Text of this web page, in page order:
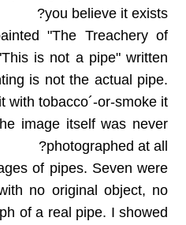
you believe it exists?
"The Treachery of
is not a pipe" written
is not the actual pipe.
with tobacco´-or-smoke it.
image itself was never
photographed at all?
of pipes. Seven were
no original object, no
of a real pipe. I showed